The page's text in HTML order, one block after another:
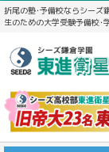
折尾の塾･予備校ならシーズ
生のための大学受験予備校･